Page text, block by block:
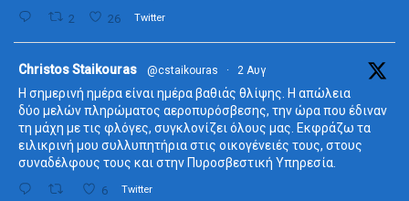
2 26 Twitter
Christos Staikouras @cstaikouras · 2 Αυγ
Η σημερινή ημέρα είναι ημέρα βαθιάς θλίψης. Η απώλεια
δύο μελών πληρώματος αεροπυρόσβεσης, την ώρα που έδιναν
τη μάχη με τις φλόγες, συγκλονίζει όλους μας. Εκφράζω τα
ειλικρινή μου συλλυπητήρια στις οικογένειές τους, στους
συναδέλφους τους και στην Πυροσβεστική Υπηρεσία.
6 Twitter